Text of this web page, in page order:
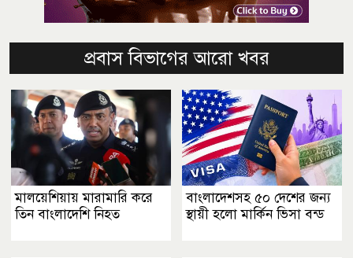
প্রবাস বিভাগের আরো খবর
মালয়েশিয়ায় মারামারি করে
তিন বাংলাদেশি নিহত
বাংলাদেশসহ ৫০ দেশের জন্য
স্থায়ী হলো মার্কিন ভিসা বন্ড